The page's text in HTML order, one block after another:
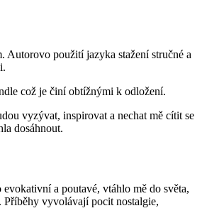
použití jazyka stažení stručné a
což je činí obtížnými k odložení.
vyzývat, inspirovat a nechat mě cítit se
dosáhnout.
a poutavé, vtáhlo mě do světa,
vyvolávají pocit nostalgie,